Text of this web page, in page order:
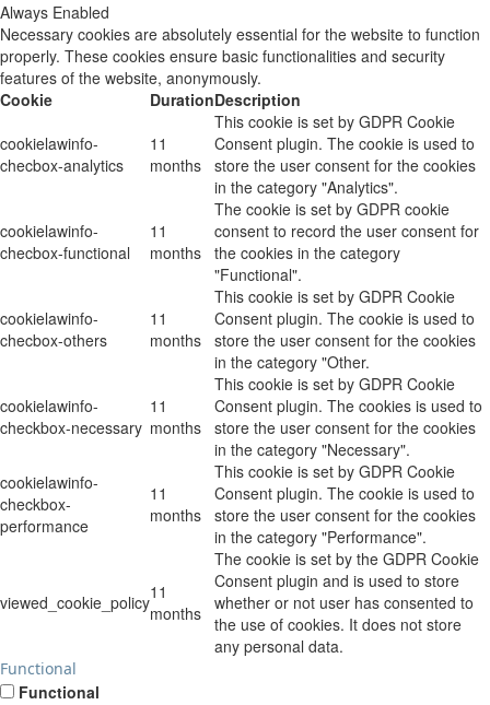
Always Enabled
Necessary cookies are absolutely essential for the website to function
properly. These cookies ensure basic functionalities and security
features of the website, anonymously.
Cookie
DurationDescription
cookielawinfo-
checbox-analytics
11
months
This cookie is set by GDPR Cookie
Consent plugin. The cookie is used to
store the user consent for the cookies
in the category "Analytics".
cookielawinfo-
checbox-functional
11
months
The cookie is set by GDPR cookie
consent to record the user consent for
the cookies in the category
"Functional".
cookielawinfo-
checbox-others
11
months
This cookie is set by GDPR Cookie
Consent plugin. The cookie is used to
store the user consent for the cookies
in the category "Other.
cookielawinfo-
checkbox-necessary
11
months
This cookie is set by GDPR Cookie
Consent plugin. The cookies is used to
store the user consent for the cookies
in the category "Necessary".
cookielawinfo-
checkbox-
performance
11
months
This cookie is set by GDPR Cookie
Consent plugin. The cookie is used to
store the user consent for the cookies
in the category "Performance".
viewed_cookie_policy11
months
The cookie is set by the GDPR Cookie
Consent plugin and is used to store
whether or not user has consented to
the use of cookies. It does not store
any personal data.
Functional
Functional